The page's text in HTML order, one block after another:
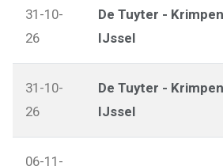
31-10-
26
De Tuyter -
IJssel
31-10-
26
De Tuyter -
IJssel
06-11-